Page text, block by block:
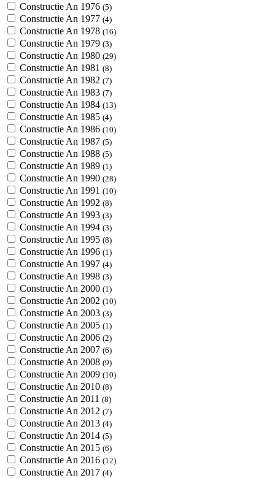
Constructie An 1976 (5)
Constructie An 1977 (4)
Constructie An 1978 (16)
Constructie An 1979 (3)
Constructie An 1980 (29)
Constructie An 1981 (8)
Constructie An 1982 (7)
Constructie An 1983 (7)
Constructie An 1984 (13)
Constructie An 1985 (4)
Constructie An 1986 (10)
Constructie An 1987 (5)
Constructie An 1988 (5)
Constructie An 1989 (1)
Constructie An 1990 (28)
Constructie An 1991 (10)
Constructie An 1992 (8)
Constructie An 1993 (3)
Constructie An 1994 (3)
Constructie An 1995 (8)
Constructie An 1996 (1)
Constructie An 1997 (4)
Constructie An 1998 (3)
Constructie An 2000 (1)
Constructie An 2002 (10)
Constructie An 2003 (3)
Constructie An 2005 (1)
Constructie An 2006 (2)
Constructie An 2007 (6)
Constructie An 2008 (9)
Constructie An 2009 (10)
Constructie An 2010 (8)
Constructie An 2011 (8)
Constructie An 2012 (7)
Constructie An 2013 (4)
Constructie An 2014 (5)
Constructie An 2015 (6)
Constructie An 2016 (12)
Constructie An 2017 (4)